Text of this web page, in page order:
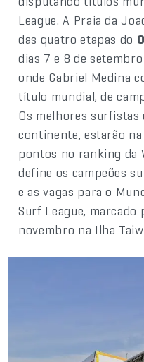
League. A Praia da
das quatro etapas do
dias 7 e 8 de
onde Gabriel Medina
título mundial, de
Os melhores surfistas
continente, estarão
pontos no ranking da
define os campeões
e as vagas para o
Surf League, marcado
novembro na Ilha